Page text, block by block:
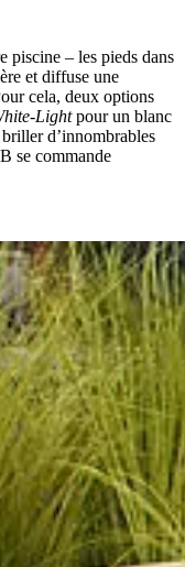
piscine – les pieds dans
et diffuse une
cela, deux options
Lightpour un blanc
d’innombrables
se commande